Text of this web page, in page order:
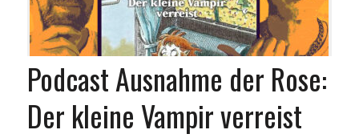
Podcast Ausnahme der Rose:
Der kleine Vampir verreist